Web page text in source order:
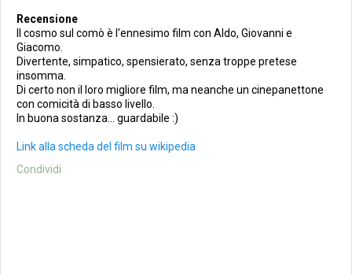
Recensione
Il cosmo sul comò è l'ennesimo film con Aldo, Giovanni e
Giacomo.
Divertente, simpatico, spensierato, senza troppe pretese
insomma.
Di certo non il loro migliore film, ma neanche un cinepanettone
con comicità di basso livello.
In buona sostanza... guardabile :)
Link alla scheda del film su wikipedia
Condividi